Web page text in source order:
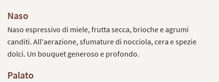
Naso
Naso espressivo di miele, frutta secca, brioche e agrumi
canditi. All'aerazione, sfumature di nocciola, cera e spezie
dolci. Un bouquet generoso e profondo.
Palato